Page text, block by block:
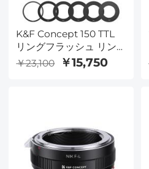
K&F Concept 150 TTL
リングフラッシュ リン
グフラッシュ ニコン用
￥23,100 ￥15,750